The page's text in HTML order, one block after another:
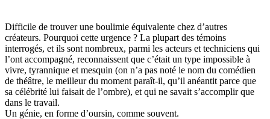
Difficile de trouver une boulimie équivalente chez d’autres
créateurs. Pourquoi cette urgence ? La plupart des témoins
interrogés, et ils sont nombreux, parmi les acteurs et techniciens qui
l’ont accompagné, reconnaissent que c’était un type impossible à
vivre, tyrannique et mesquin (on n’a pas noté le nom du comédien
de théâtre, le meilleur du moment paraît-il, qu’il anéantit parce que
sa célébrité lui faisait de l’ombre), et qui ne savait s’accomplir que
dans le travail.
Un génie, en forme d’oursin, comme souvent.